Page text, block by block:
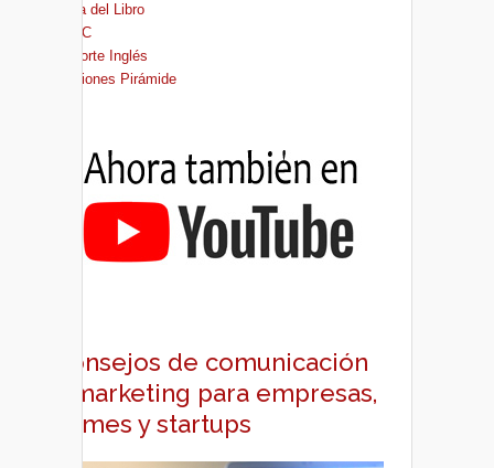
Casa del Libro
FNAC
El Corte Inglés
Ediciones Pirámide
Consejos de comunicación
y marketing para empresas,
pymes y startups